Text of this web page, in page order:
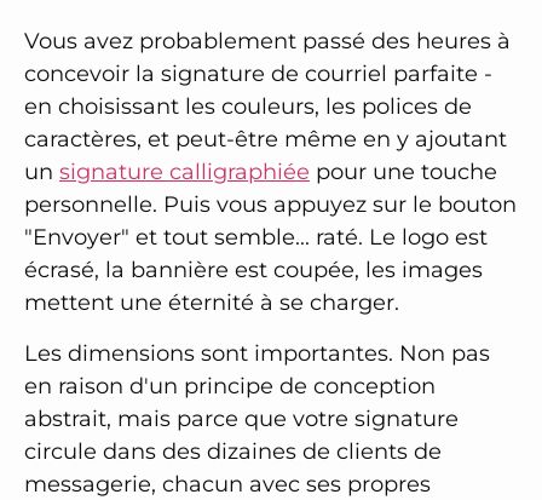
Vous avez probablement passé des heures à
concevoir la signature de courriel parfaite -
en choisissant les couleurs, les polices de
caractères, et peut-être même en y ajoutant
un signature calligraphiée pour une touche
personnelle. Puis vous appuyez sur le bouton
"Envoyer" et tout semble... raté. Le logo est
écrasé, la bannière est coupée, les images
mettent une éternité à se charger.
Les dimensions sont importantes. Non pas
en raison d'un principe de conception
abstrait, mais parce que votre signature
circule dans des dizaines de clients de
messagerie, chacun avec ses propres